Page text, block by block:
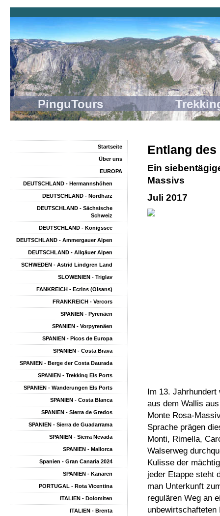
PinguTours Trekking
Entlang des
Ein
Massivs
Juli 2017
Im 13.
aus dem Wallis
Monte Rosa-
Sprache prägen
Monti, Rimella,
Walserweg
Kulisse der
jeder Etappe steht
man Unterkunft
regulären Weg an
unbewirtschafteten
Startseite
Über uns
EUROPA
DEUTSCHLAND - Hermannshöhen
DEUTSCHLAND - Nordharz
DEUTSCHLAND - Sächsische
Schweiz
DEUTSCHLAND - Königssee
DEUTSCHLAND - Ammergauer Alpen
DEUTSCHLAND - Allgäuer Alpen
SCHWEDEN - Astrid Lindgren Land
SLOWENIEN - Triglav
FANKREICH - Ecrins (Oisans)
FRANKREICH - Vercors
SPANIEN - Pyrenäen
SPANIEN - Vorpyrenäen
SPANIEN - Picos de Europa
SPANIEN - Costa Brava
SPANIEN - Berge der Costa Daurada
SPANIEN - Trekking Els Ports
SPANIEN - Wanderungen Els Ports
SPANIEN - Costa Blanca
SPANIEN - Sierra de Gredos
SPANIEN - Sierra de Guadarrama
SPANIEN - Sierra Nevada
SPANIEN - Mallorca
Spanien - Gran Canaria 2024
SPANIEN - Kanaren
PORTUGAL - Rota Vicentina
ITALIEN - Dolomiten
ITALIEN - Brenta